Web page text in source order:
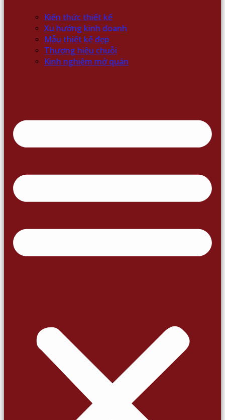
Kiến thức thiết kế
Xu hướng kinh doanh
Mẫu thiết kế đẹp
Thương hiệu chuỗi
Kinh nghiệm mở quán